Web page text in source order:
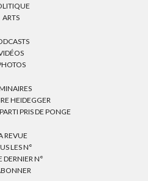
ARTS
HEIDEGGER
PRIS DE PONGE
REVUE
LES N°
DERNIER N°